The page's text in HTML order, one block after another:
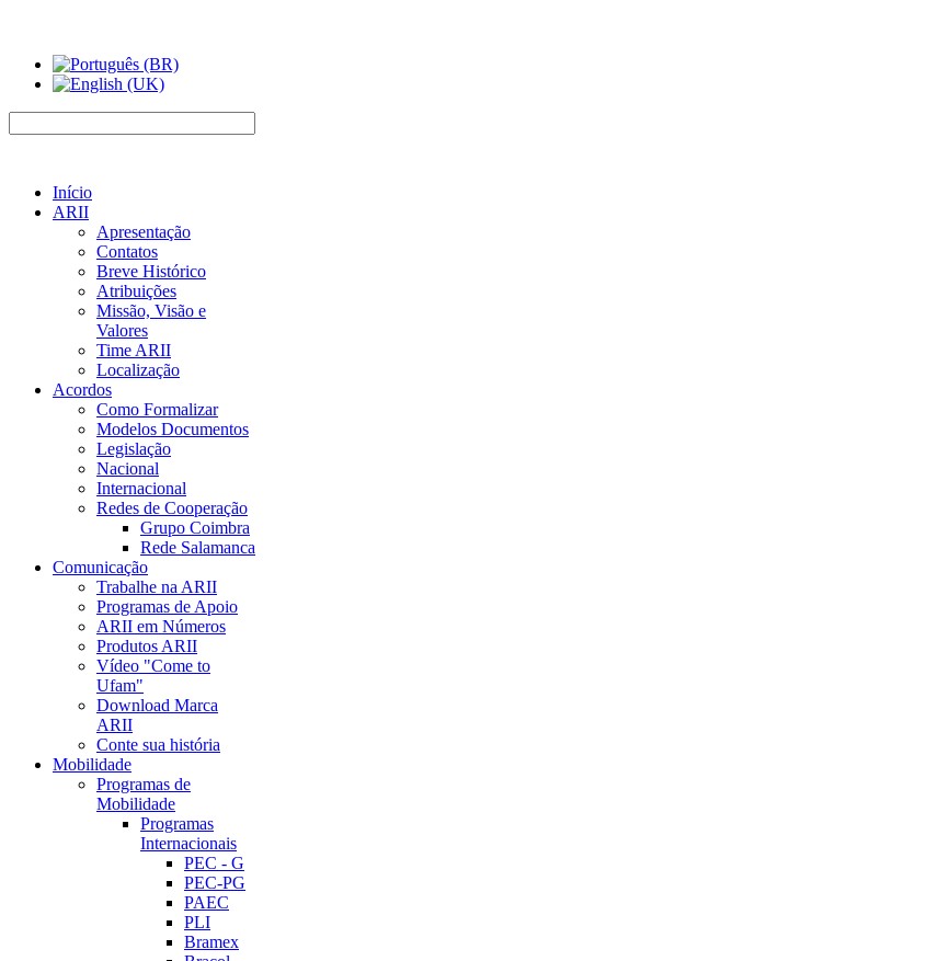
Início
ARII
Apresentação
Contatos
Breve Histórico
Atribuições
Missão, Visão e
Valores
Time ARII
Localização
Acordos
Como Formalizar
Modelos Documentos
Legislação
Nacional
Internacional
Redes de Cooperação
Grupo Coimbra
Rede Salamanca
Comunicação
Trabalhe na ARII
Programas de Apoio
ARII em Números
Produtos ARII
Vídeo "Come to
Ufam"
Download Marca
ARII
Conte sua história
Mobilidade
Programas de
Mobilidade
Programas
Internacionais
PEC - G
PEC-PG
PAEC
PLI
Bramex